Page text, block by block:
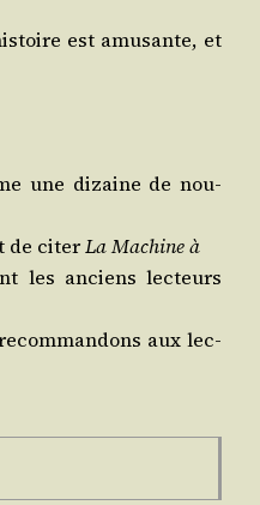
est amu­sante, et
une dizaine de nou­
de citerLa Machine à
les anciens lec­teurs
aux lec­